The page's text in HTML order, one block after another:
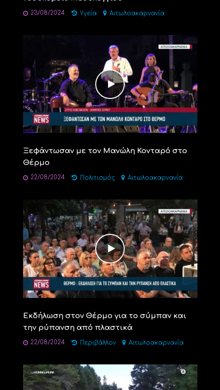
23/08/2024 Υγεία Αιτωλοακαρνανία
Ξεφάντωσαν με τον Μανώλη Κονταρό στο
Θέρμο
22/08/2024 Πολιτισμός Αιτωλοακαρνανία
Εκδήλωση στον Θέρμο για το σύμπαν και
την ρύπανση από πλαστικά
22/08/2024 Περιβάλλον Αιτωλοακαρνανία